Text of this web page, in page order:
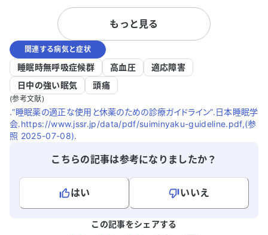
どの薬を4種類ほど内服していますが、一
回の睡眠時間は4〜6時間程度です。その
後、眠気が残るため二度寝をして、合計で
8時間ほど睡眠を取っています。しかし、
睡眠中に何度も夢を見てしまい、熟睡感を
得られません。仕事の面談があった日など
は、そのことが頭から離れず、睡眠薬を飲
んでも眠れないことがありました。 2週間
に1回の頻度で通院しており、その度に薬
の変更があります。このことを母と会社の
ドオピニオンを受けるべきだと言います。
れ、意見も尊重してくれるので、できれば
このまま治療を続けたいと思っています。
睡眠に特化した医師を紹介してきてしま
のですが、
います。 本
もっと見る
関連する病気と症状
睡眠時無呼吸症候群 高血圧
適応障害
日中の強い眠気
頭痛
(参考文献)
.“睡眠薬の適正な使用と休薬のための診療ガイドライン”.日本睡眠学
会.https://www.jssr.jp/data/pdf/suiminyaku-guideline.pdf,(参
照 2025-07-08).
こちらの記事は参考になりましたか？
はい
いいえ
この記事をシェアする